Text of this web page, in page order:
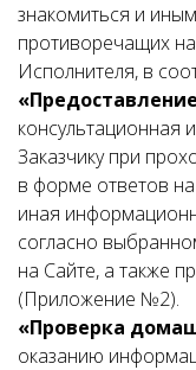
знакомиться и
противоречащих
Исполнителя, в
Заказчику при
в форме ответов
иная
согласно
на Сайте, а также
(Приложение №2).
«Проверка
оказанию